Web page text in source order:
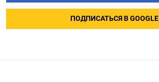
ПОДПИСАТЬСЯ В GOOGLE